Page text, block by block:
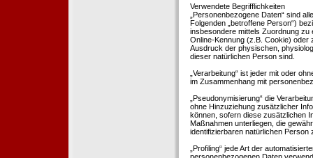
Verwendete Begrifflichkeiten
„Personenbezogene Daten“ sind
Folgenden „betroffene Person“)
insbesondere mittels Zuordnung zu
Online-Kennung (z.B. Cookie) oder
Ausdruck der physischen,
dieser natürlichen Person sind.
„Verarbeitung“ ist jeder mit oder
im Zusammenhang mit
„Pseudonymisierung“ die
ohne Hinzuziehung zusätzlicher
können, sofern diese zusätzlichen
Maßnahmen unterliegen, die
identifizierbaren natürlichen Person
„Profiling“ jede Art der